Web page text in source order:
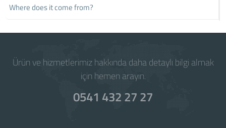
Where does it come from?
Ürün ve hizmetlerimiz hakkında daha detaylı bilgi almak
için hemen arayın.
0541 432 27 27